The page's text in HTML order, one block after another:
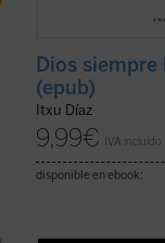
Dios
(epub)
Itxu Díaz
9,99€ IVA incluido
disponible en ebook: